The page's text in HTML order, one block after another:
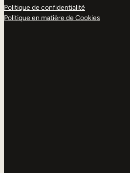
Politique de confidentialité
Politique en matière de Cookies